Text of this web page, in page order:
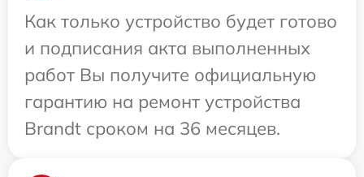
Как только устройство будет готово
и подписания акта выполненных
работ Вы получите официальную
гарантию на ремонт устройства
Brandt сроком на 36 месяцев.